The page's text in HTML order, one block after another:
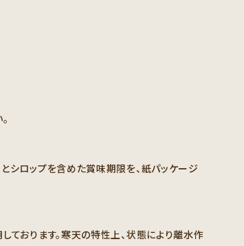
シロップを含めた賞味期限を、紙パッケージ
ております。寒天の特性上、状態により離水作